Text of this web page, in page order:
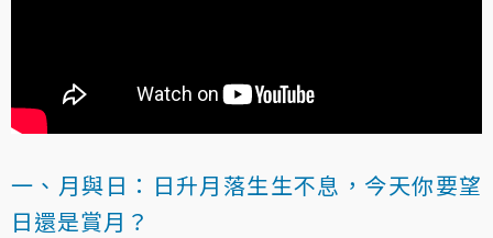
一、月與日：日升月落生生不息，今天你要望
日還是賞月？